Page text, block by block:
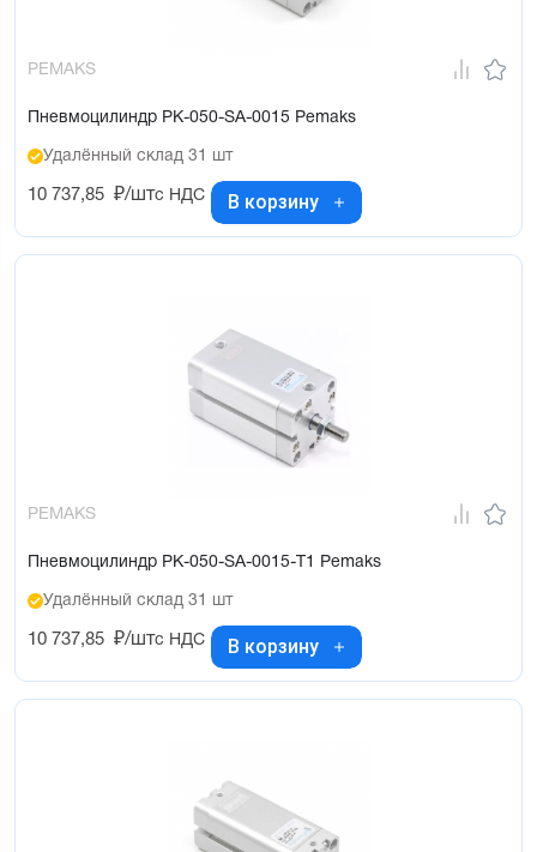
PEMAKS
Пневмоцилиндр PK-050-SA-0015 Pemaks
Удалённый склад 31 шт
10 737,85 ₽/штс НДС В корзину
PEMAKS
Пневмоцилиндр PK-050-SA-0015-T1 Pemaks
Удалённый склад 31 шт
10 737,85 ₽/штс НДС В корзину